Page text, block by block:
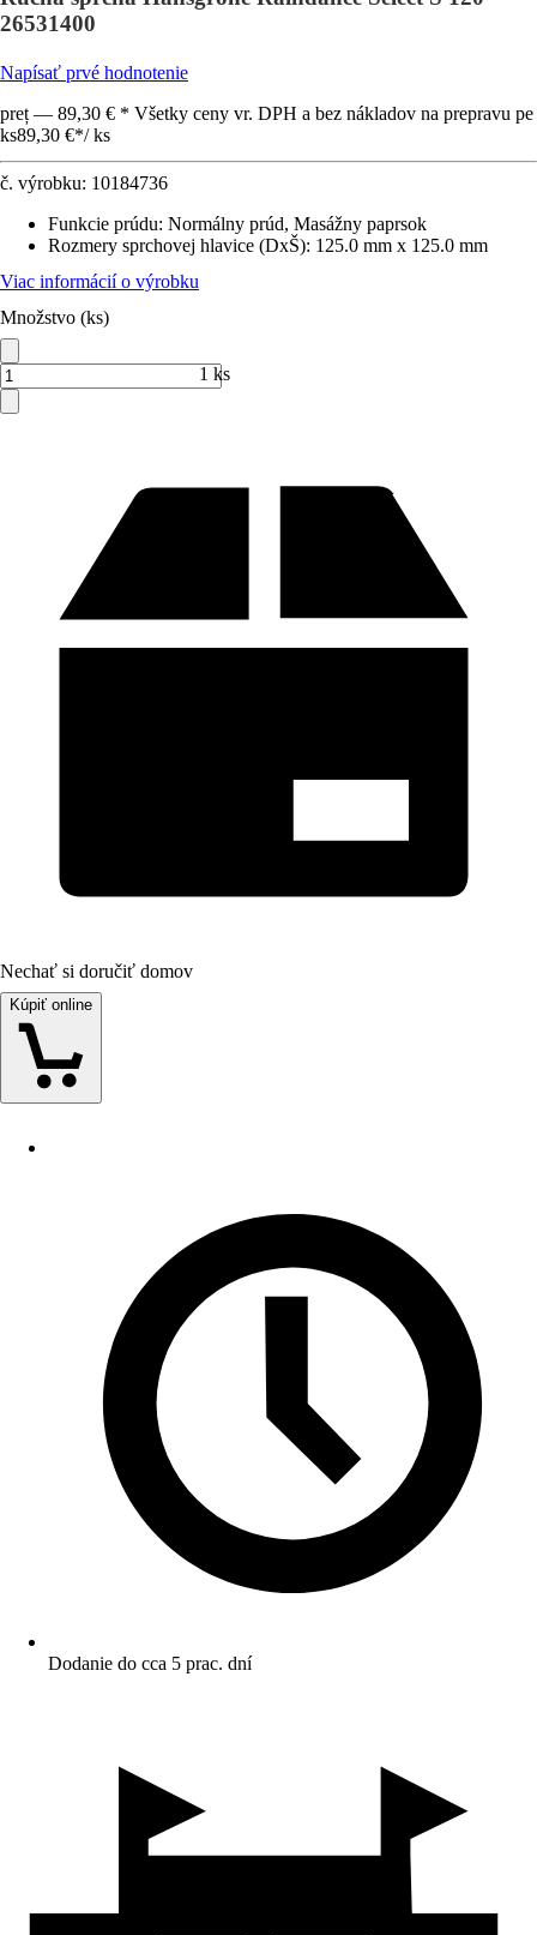
26531400
Napísať prvé hodnotenie
preț — 89,30 € * Všetky ceny vr. DPH a bez nákladov na prepravu pe
ks89,30 €*/ ks
č. výrobku: 10184736
Funkcie prúdu: Normálny prúd, Masážny paprsok
Rozmery sprchovej hlavice (DxŠ): 125.0 mm x 125.0 mm
Viac informácií o výrobku
Množstvo (ks)
1 ks
Nechať si doručiť domov
Kúpiť online
Dodanie do cca 5 prac. dní